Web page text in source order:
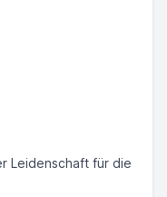
Leidenschaft für die